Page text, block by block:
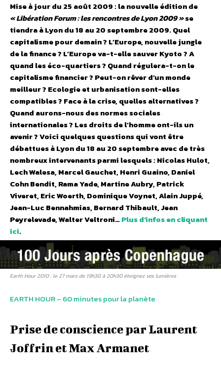
Mise à jour du 25 août 2009 : la nouvelle édition de
« Libération Forum : les rencontres de Lyon 2009 »se
tiendra à Lyon du 18 au 20 septembre 2009. Quel
capitalisme pour demain ? L’Europe, nouvelle jungle
de la finance ? L’Europe va-t-elle sauver Kyoto ? A
quand les éco-quartiers ? Quand régulera-t-on le
capitalisme financier ? Peut-on rêver d’un monde
meilleur ? Ecologie et urbanisation sont-elles
compatibles ? Face à la crise, quelles alternatives ?
Quand aurons-nous des normes sociales
internationales ? Les droits de l’homme ont-ils un
avenir ? Voici quelques questions qui vont être
débattues à Lyon du 18 au 20 septembre avec de très
nombreux intervenants parmi lesquels : Nicolas Hulot,
Lech Walesa, Marcel Gauchet, Henri Guaino, Daniel
Cohn Bendit, Rama Yade, Martine Aubry, Patrick
Viveret, Eric Woerth, Dominique Voynet, Alain Juppé,
Jean-Luc Bennahmias, Bernard Thibault, Jean
Peyrelevade, Walter Veltroni…Plus d’infos en cliquant
ici.
Earth Hour 2010 : le 27 mars de 19h30 à 20h30 éteignez vos lumières
EARTH HOUR – 60 minutes pour la planète
Prise de conscience par Laurent
Joffrin et Max Armanet